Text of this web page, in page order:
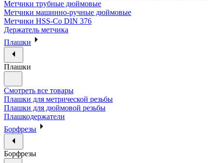
Метчики трубные дюймовые
Метчики машинно-ручные дюймовые
Метчики HSS-Co DIN 376
Держатель метчика
Плашки
Плашки
Смотреть все товары
Плашки для метрической резьбы
Плашки для дюймовой резьбы
Плашкодержатели
Борфрезы
Борфрезы